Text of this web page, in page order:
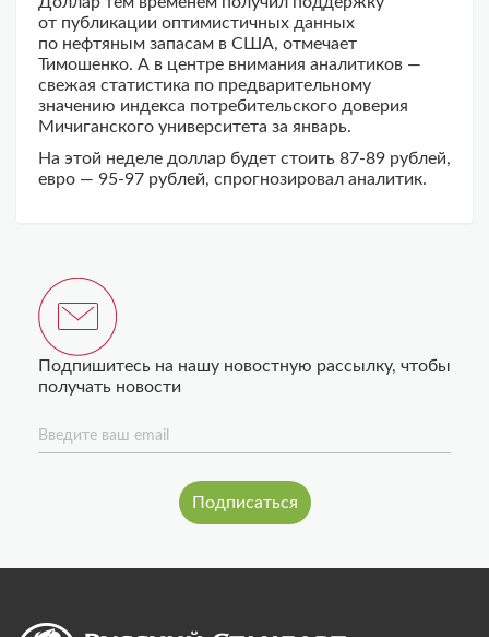
от публикации оптимистичных данных
по нефтяным запасам в США, отмечает
Тимошенко. А в центре внимания аналитиков —
свежая статистика по предварительному
значению индекса потребительского доверия
Мичиганского университета за январь.
На этой неделе доллар будет стоить 87-89 рублей,
евро — 95-97 рублей, спрогнозировал аналитик.
Подпишитесь на нашу новостную рассылку, чтобы
получать новости
Введите ваш email